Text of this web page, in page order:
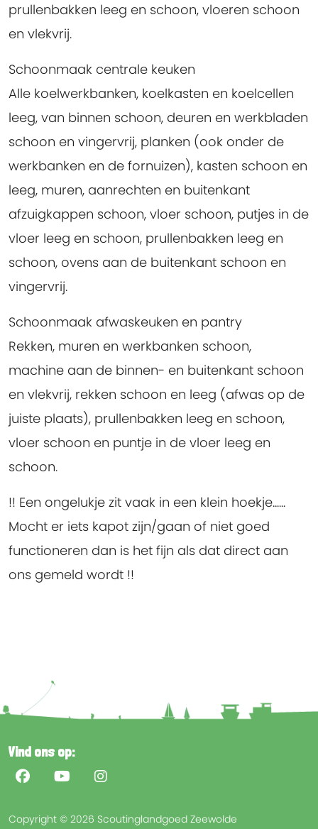
prullenbakken leeg en schoon, vloeren schoon
en vlekvrij.
Schoonmaak centrale keuken
Alle koelwerkbanken, koelkasten en koelcellen
leeg, van binnen schoon, deuren en werkbladen
schoon en vingervrij, planken (ook onder de
werkbanken en de fornuizen), kasten schoon en
leeg, muren, aanrechten en buitenkant
afzuigkappen schoon, vloer schoon, putjes in de
vloer leeg en schoon, prullenbakken leeg en
schoon, ovens aan de buitenkant schoon en
vingervrij.
Schoonmaak afwaskeuken en pantry
Rekken, muren en werkbanken schoon,
machine aan de binnen- en buitenkant schoon
en vlekvrij, rekken schoon en leeg (afwas op de
juiste plaats), prullenbakken leeg en schoon,
vloer schoon en puntje in de vloer leeg en
schoon.
!! Een ongelukje zit vaak in een klein hoekje......
Mocht er iets kapot zijn/gaan of niet goed
functioneren dan is het fijn als dat direct aan
ons gemeld wordt !!
Vind ons op:
Copyright © 2026 Scoutinglandgoed Zeewolde